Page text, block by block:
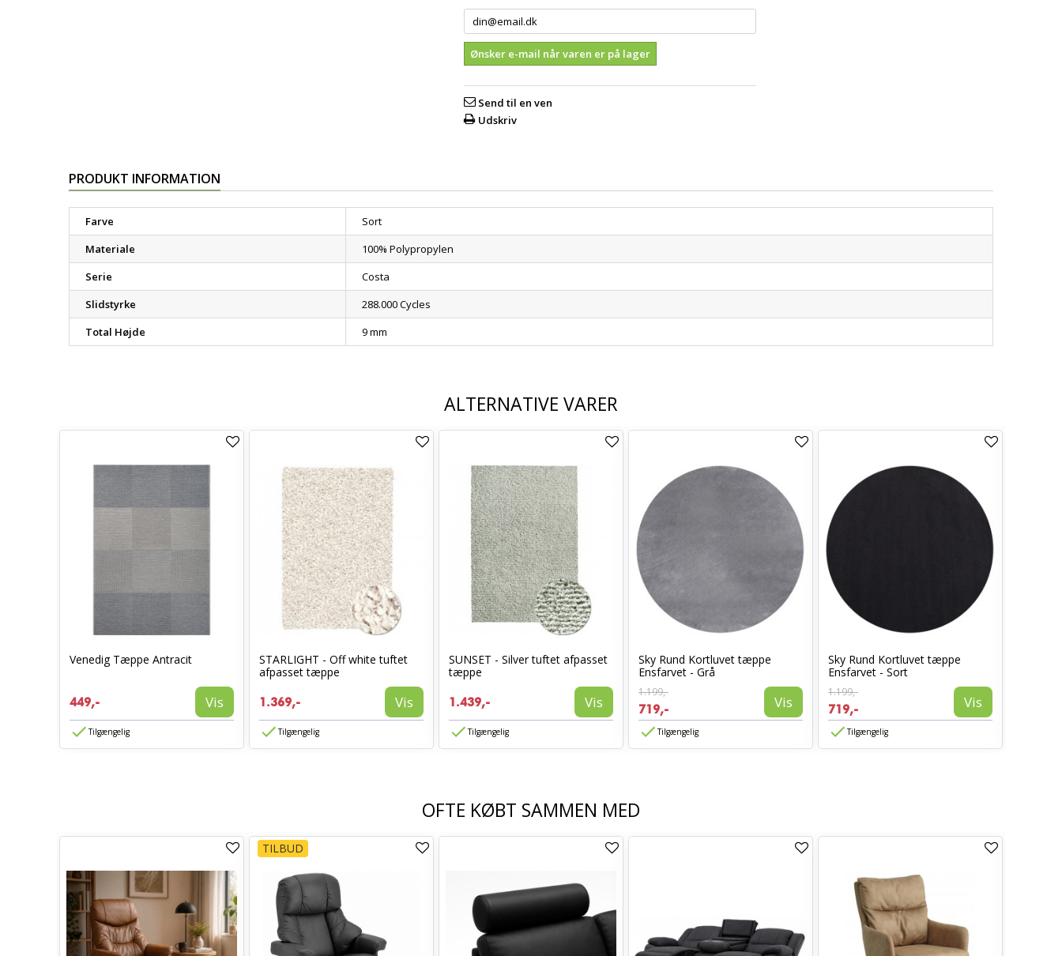
Ønsker e-mail når varen er på lager
Send til en ven
Udskriv
PRODUKT INFORMATION
Farve
Sort
Materiale
100% Polypropylen
Serie
Costa
Slidstyrke
288.000 Cycles
Total Højde
9 mm
ALTERNATIVE VARER
Venedig Tæppe Antracit
449,- Vis
Tilgængelig
STARLIGHT - Off white tuftet
afpasset tæppe
1.369,- Vis
Tilgængelig
SUNSET - Silver tuftet afpasset
tæppe
1.439,- Vis
Tilgængelig
Sky Rund Kortluvet tæppe
Ensfarvet - Grå
1.199,-
719,- Vis
Tilgængelig
Sky Rund Kortluvet tæppe
Ensfarvet - Sort
1.199,-
719,- Vis
Tilgængelig
OFTE KØBT SAMMEN MED
TILBUD